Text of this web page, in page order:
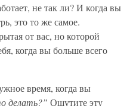
не так ли? И когда вы
это то же самое.
от вас, но которой
когда вы больше всего
время, когда вы
делать?” Ощутите эту